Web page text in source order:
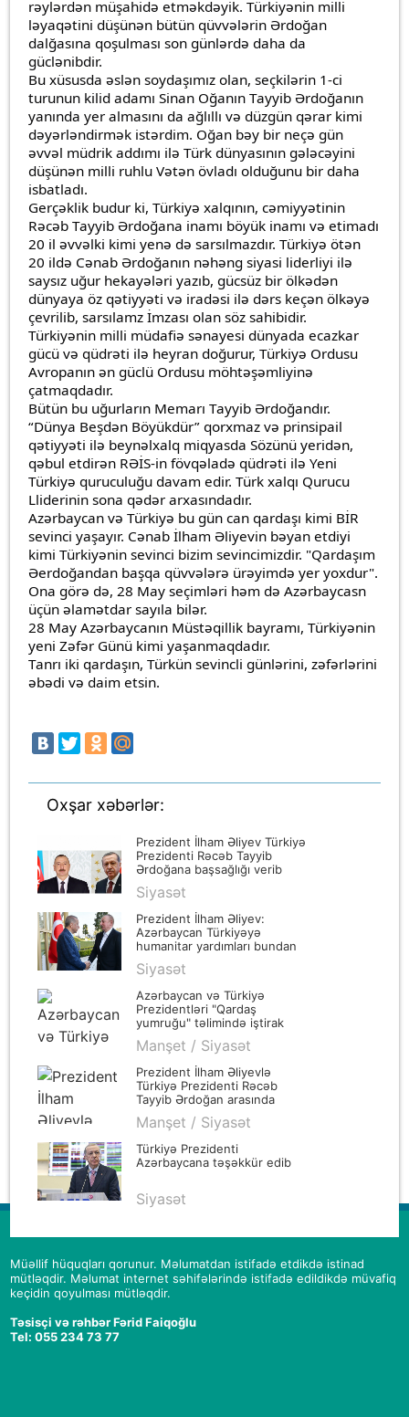
rəylərdən müşahidə etməkdəyik. Türkiyənin milli
ləyaqətini düşünən bütün qüvvələrin Ərdoğan
dalğasına qoşulması son günlərdə daha da
güclənibdir.
Bu xüsusda əslən soydaşımız olan, seçkilərin 1-ci
turunun kilid adamı Sinan Oğanın Tayyib Ərdoğanın
yanında yer almasını da ağlıllı və düzgün qərar kimi
dəyərləndirmək istərdim. Oğan bəy bir neçə gün
əvvəl müdrik addımı ilə Türk dünyasının gələcəyini
düşünən milli ruhlu Vətən övladı olduğunu bir daha
isbatladı.
Gerçəklik budur ki, Türkiyə xalqının, cəmiyyətinin
Rəcəb Tayyib Ərdoğana inamı böyük inamı və etimadı
20 il əvvəlki kimi yenə də sarsılmazdır. Türkiyə ötən
20 ildə Cənab Ərdoğanın nəhəng siyasi liderliyi ilə
saysız uğur hekayələri yazıb, gücsüz bir ölkədən
dünyaya öz qətiyyəti və iradəsi ilə dərs keçən ölkəyə
çevrilib, sarsılamz İmzası olan söz sahibidir.
Türkiyənin milli müdafiə sənayesi dünyada ecazkar
gücü və qüdrəti ilə heyran doğurur, Türkiyə Ordusu
Avropanın ən güclü Ordusu möhtəşəmliyinə
çatmaqdadır.
Bütün bu uğurların Memarı Tayyib Ərdoğandır.
“Dünya Beşdən Böyükdür” qorxmaz və prinsipail
qətiyyəti ilə beynəlxalq miqyasda Sözünü yeridən,
qəbul etdirən RƏİS-in fövqəladə qüdrəti ilə Yeni
Türkiyə quruculuğu davam edir. Türk xalqı Qurucu
Lliderinin sona qədər arxasındadır.
Azərbaycan və Türkiyə bu gün can qardaşı kimi BİR
sevinci yaşayır. Cənab İlham Əliyevin bəyan etdiyi
kimi Türkiyənin sevinci bizim sevincimizdir. "Qardaşım
Əerdoğandan başqa qüvvələrə ürəyimdə yer yoxdur".
Ona görə də, 28 May seçimləri həm də Azərbaycasn
üçün əlamətdar sayıla bilər.
28 May Azərbaycanın Müstəqillik bayramı, Türkiyənin
yeni Zəfər Günü kimi yaşanmaqdadır.
Tanrı iki qardaşın, Türkün sevincli günlərini, zəfərlərini
əbədi və daim etsin.
Oxşar xəbərlər:
Prezident İlham Əliyev Türkiyə
Prezidenti Rəcəb Tayyib
Ərdoğana başsağlığı verib
Siyasət
Prezident İlham Əliyev:
Azərbaycan Türkiyəyə
humanitar yardımları bundan
sonra da davam etdirəcək
Siyasət
Azərbaycan və Türkiyə
Prezidentləri "Qardaş
yumruğu" təlimində iştirak
edən heyəti təbrik ediblər
Manşet / Siyasət
Prezident İlham Əliyevlə
Türkiyə Prezidenti Rəcəb
Tayyib Ərdoğan arasında
telefon danışığı olub
Manşet / Siyasət
Türkiyə Prezidenti
Azərbaycana təşəkkür edib
Siyasət
Müəllif hüquqları qorunur. Məlumatdan istifadə etdikdə istinad
mütləqdir. Məlumat internet səhifələrində istifadə edildikdə müvafiq
keçidin qoyulması mütləqdir.
Təsisçi və rəhbər Fərid Faiqoğlu
Tel: 055 234 73 77